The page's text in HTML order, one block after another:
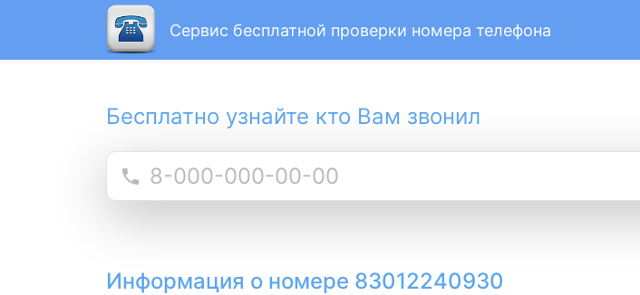
Сервис бесплатной проверки номера телефона
Бесплатно узнайте кто Вам звонил
Информация о номере 83012240930